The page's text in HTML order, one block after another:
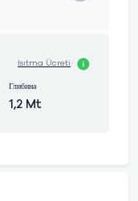
Isıtma Ücreti
Глибина
1,2 Mt